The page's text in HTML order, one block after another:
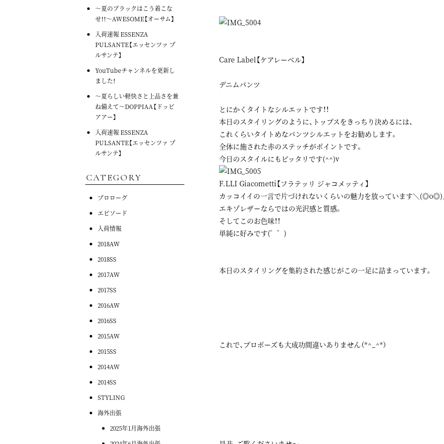
Care Label【ケアレーベル】
デニムパンツ
とにかくタイトなシルエットです！！
本日のスタイリングのように、トップスをきっちり決めるには、
これくらいタイトめなパンツシルエットをお勧めします。
全体に施された赤のステッチがポイントです。
今日のスタイルにもピッタリです(^^)v
F.LLI Giacometti【フラテッリ ジャコメッティ】
カッコイイの一言で片づけれないくらいの魅力を放っています＼(◎o◎)
エキゾレザーならではの光沢感と質感。
そしてこのお色味！！
単純に好みです(゜゜)
本日のスタイリングを集約された感じがこの一足に詰まっています。
これで、プロポーズも大成功間違いありません（*^_^*）
～夏のブラックはこう着こな
せ！！～AWESOME【オーサム】
入荷速報 ESSENZA
PULSANTE【エッセンツァ プ
ルサンテ】
YouTubeチャンネルを更新し
ました！
～夏らしい軽快さと上品さを兼
ね備えて～DOPPIAA【ドッピ
アアー】
入荷速報 ESSENZA
PULSANTE【エッセンツァ プ
ルサンテ】
CATEGORY
プロローグ
エピソード
入荷情報
2018AW
2018SS
2017AW
2017SS
2016AW
2016SS
2015AW
2015SS
2014AW
2014SS
STYLING
海外出張
2025年1月海外出張